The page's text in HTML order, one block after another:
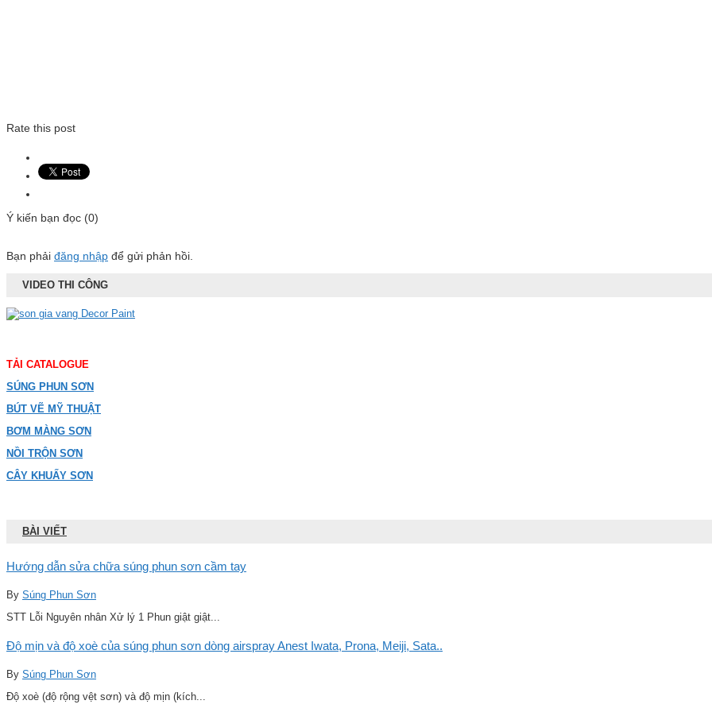
Rate this post
Ý kiến bạn đọc (0)
Bạn phải đăng nhập để gửi phản hồi.
VIDEO THI CÔNG
TẢI CATALOGUE
SÚNG PHUN SƠN
BÚT VẼ MỸ THUẬT
BƠM MÀNG SƠN
NỒI TRỘN SƠN
CÂY KHUẤY SƠN
BÀI VIẾT
Hướng dẫn sửa chữa súng phun sơn cầm tay
By Súng Phun Sơn
STT Lỗi Nguyên nhân Xử lý 1 Phun giật giật...
Độ mịn và độ xoè của súng phun sơn dòng airspray Anest Iwata, Prona, Meiji, Sata..
By Súng Phun Sơn
Độ xoè (độ rộng vệt sơn) và độ mịn (kích...